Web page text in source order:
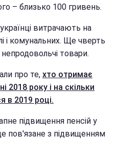
– близько 100 гривень.
витрачають на
і комунальних. Ще чверть
товари.
про те, хто отримає
2018 року і на скільки
в 2019 році.
підвищення пенсій у
пов'язане з підвищенням